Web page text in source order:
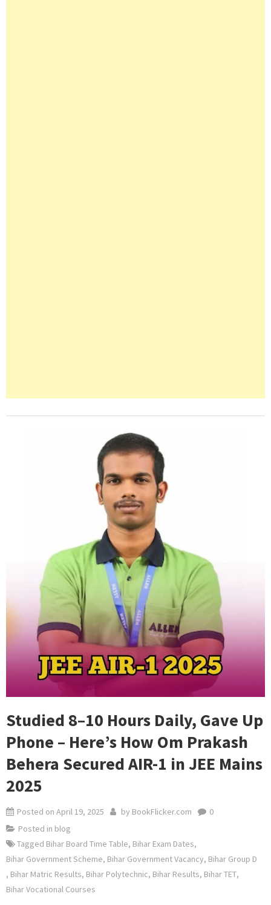
Studied 8–10 Hours Daily, Gave Up
Phone – Here’s How Om Prakash
Behera Secured AIR-1 in JEE Mains
2025
Posted on April 19, 2025 by BookFlicker.com
0
Posted in blog
Tagged Bihar Board Time Table, Bihar Exam Dates,
Bihar Government Scheme, Bihar Government Vacancy, Bihar Group D
, Bihar Matric Results, Bihar Polytechnic, Bihar Results, Bihar TET,
Bihar Vocational Courses